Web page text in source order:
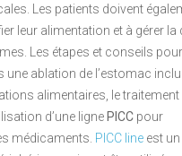
Les patients doivent
leur alimentation et à gérer la
Les étapes et conseils
une ablation de l’estomac
alimentaires, le traitement
d’une lignePICC pour
médicaments. PICC line est